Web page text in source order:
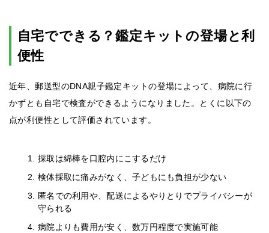
自宅でできる？鑑定キットの登場と利
便性
近年、郵送型のDNA親子鑑定キットの登場によって、病院に行
かずとも自宅で検査ができるようになりました。とくに以下の
点が利便性として評価されています。
採取は綿棒を口腔内にこするだけ
検体採取に痛みがなく、子どもにも負担が少ない
匿名での利用や、配送によるやりとりでプライバシーが
守られる
病院よりも費用が安く、数万円程度で実施可能